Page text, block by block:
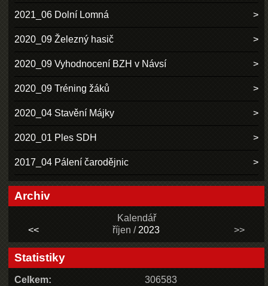
2021_06 Dolní Lomná
2020_09 Železný hasič
2020_09 Vyhodnocení BZH v Návsí
2020_09 Tréning žáků
2020_04 Stavění Májky
2020_01 Ples SDH
2017_04 Pálení čarodějnic
Archiv
Kalendář
<<
říjen / 2023 >>
Statistiky
Celkem: 306583